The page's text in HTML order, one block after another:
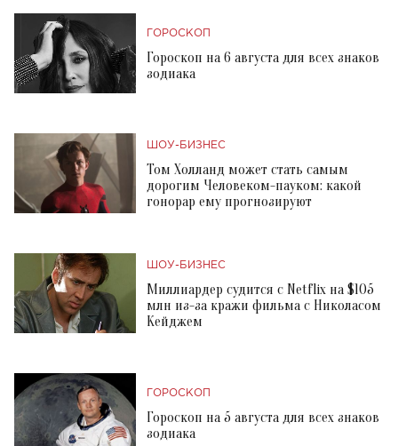
ГОРОСКОП
Гороскоп на 6 августа для всех знаков
зодиака
ШОУ-БИЗНЕС
Том Холланд может стать самым
дорогим Человеком-пауком: какой
гонорар ему прогнозируют
ШОУ-БИЗНЕС
Миллиардер судится с Netflix на $105
млн из-за кражи фильма с Николасом
Кейджем
ГОРОСКОП
Гороскоп на 5 августа для всех знаков
зодиака